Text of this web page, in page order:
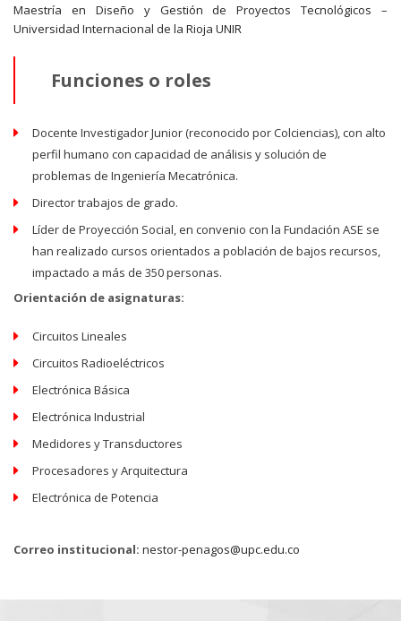
Maestría en Diseño y Gestión de Proyectos Tecnológicos –
Universidad Internacional de la Rioja UNIR
Funciones o roles
Docente Investigador Junior (reconocido por Colciencias), con alto
perfil humano con capacidad de análisis y solución de
problemas de Ingeniería Mecatrónica.
Director trabajos de grado.
Líder de Proyección Social, en convenio con la Fundación ASE se
han realizado cursos orientados a población de bajos recursos,
impactado a más de 350 personas.
Orientación de asignaturas:
Circuitos Lineales
Circuitos Radioeléctricos
Electrónica Básica
Electrónica Industrial
Medidores y Transductores
Procesadores y Arquitectura
Electrónica de Potencia
Correo institucional: nestor-penagos@upc.edu.co